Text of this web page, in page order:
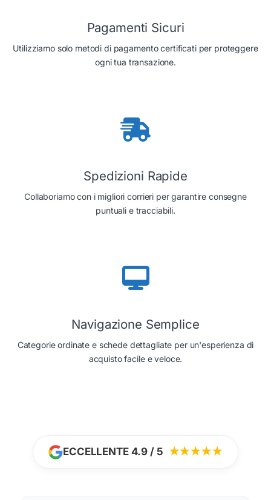
Pagamenti Sicuri
Utilizziamo solo metodi di pagamento certificati per proteggere
ogni tua transazione.
Spedizioni Rapide
Collaboriamo con i migliori corrieri per garantire consegne
puntuali e tracciabili.
Navigazione Semplice
Categorie ordinate e schede dettagliate per un'esperienza di
acquisto facile e veloce.
ECCELLENTE 4.9 / 5 ★★★★★